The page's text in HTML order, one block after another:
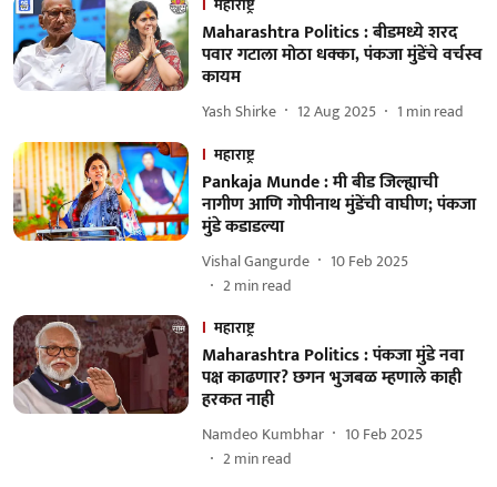
Maharashtra Politics : बीडमध्ये शरद
पवार गटाला मोठा धक्का, पंकजा मुंडेंचे वर्चस्व
कायम
Yash Shirke 12 Aug 2025 1 min read
महाराष्ट्र
Pankaja Munde : मी बीड जिल्ह्याची
नागीण आणि गोपीनाथ मुंडेंची वाघीण; पंकजा
मुंडे कडाडल्या
Vishal Gangurde
10 Feb 2025
2min read
महाराष्ट्र
Maharashtra Politics : पंकजा मुंडे नवा
पक्ष काढणार? छगन भुजबळ म्हणाले काही
हरकत नाही
Namdeo Kumbhar
10 Feb 2025
2min read